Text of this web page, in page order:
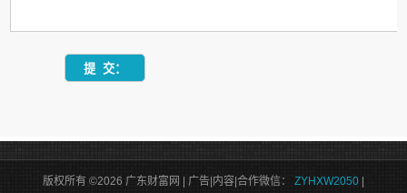
版权所有 ©2026 广东财富网 | 广告|内容|合作微信： ZYHXW2050